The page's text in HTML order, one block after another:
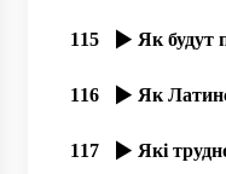
115
116
117